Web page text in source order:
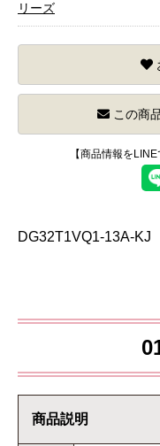
リーズ
この商
【商品情報を
DG32T1VQ1-13A-KJ
商品説明